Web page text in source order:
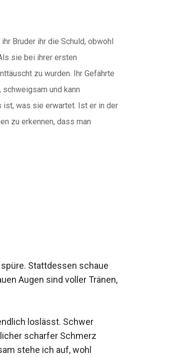
Bruder ihr die Schuld, obwohl
sie bei ihrer ersten
zu wurden. Ihr Gefährte
und kann
ist, was sie erwartet. Ist er in der
zu erkennen, dass man
Stattdessen schaue
Augen sind voller Tränen,
loslässt. Schwer
scharfer Schmerz
stehe ich auf, wohl